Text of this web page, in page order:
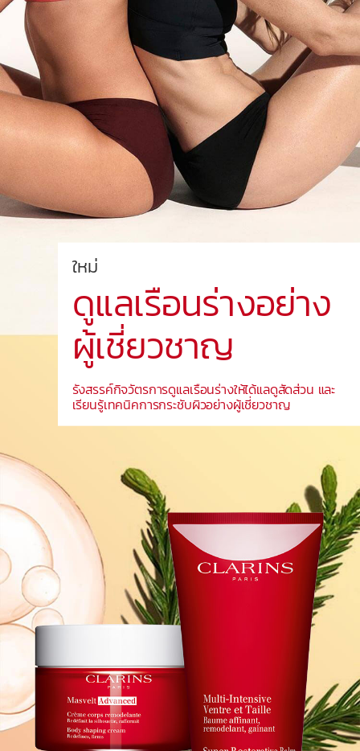
ใหม่
ดูแลเรือนร่างอย่าง
ผู้เชี่ยวชาญ
รังสรรค์กิจวัตรการดูแลเรือนร่างให้ได้แลดูสัดส่วน และ
เรียนรู้เทคนิคการกระชับผิวอย่างผู้เชี่ยวชาญ